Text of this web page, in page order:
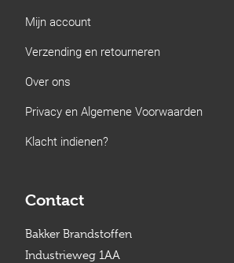
Mijn account
Verzending en retourneren
Over ons
Privacy en Algemene Voorwaarden
Klacht indienen?
Contact
Bakker Brandstoffen
Industrieweg 1AA